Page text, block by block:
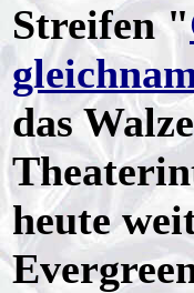
Streifen "
das
heute